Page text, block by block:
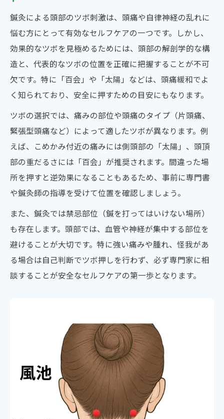
鍼灸による頭部のツボ刺激は、頭痛や自律神経の乱れに
悩む方にとって有効なセルフケアの一つです。しかし、
効果的なツボを見極めるためには、頭部の解剖学的な構
造と、代表的なツボの位置を正確に把握することが不可
欠です。特に「百会」や「太陽」などは、頭痛緩和でよ
く知られており、安全に押すための目安にもなります。
ツボの選択では、痛みの部位や頭痛のタイプ（片頭痛、
緊張型頭痛など）によって適したツボが異なります。例
えば、こめかみ付近の痛みには側頭部の「太陽」、頭頂
部の重だるさには「百会」が推奨されます。間違った場
所を押すと逆効果になることもあるため、事前に専門書
や鍼灸師の指導を受けて位置を確認しましょう。
また、鍼灸では禁忌部位（鍼を打ってはいけない場所）
も存在します。頭部では、血管や神経が集中する部位を
避けることが大切です。特に強い痛みや腫れ、怪我があ
る場合は自己判断でツボ押しを行わず、必ず専門家に相
談することが安全なセルフケアの第一歩となります。